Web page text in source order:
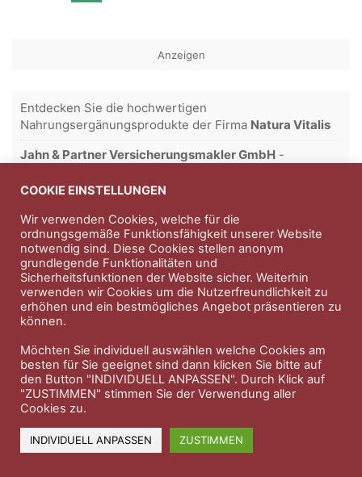
Anzeigen
Entdecken Sie die hochwertigen
Nahrungsergänungsprodukte der Firma Natura Vitalis
Jahn & Partner Versicherungsmakler GmbH -
Professioneller Rundumschutz seit über 30 Jahren.
Impressum Nutzungsbedingungen
Datenschutzerklärung Therapeutenkatalog Über uns
COOKIE EINSTELLUNGEN
Wir verwenden Cookies, welche für die
ordnungsgemäße Funktionsfähigkeit unserer Website
notwendig sind. Diese Cookies stellen anonym
grundlegende Funktionalitäten und
Sicherheitsfunktionen der Website sicher. Weiterhin
verwenden wir Cookies um die Nutzerfreundlichkeit zu
erhöhen und ein bestmögliches Angebot präsentieren zu
können.
Möchten Sie individuell auswählen welche Cookies am
besten für Sie geeignet sind dann klicken Sie bitte auf
den Button "INDIVIDUELL ANPASSEN". Durch Klick auf
"ZUSTIMMEN" stimmen Sie der Verwendung aller
Cookies zu.
INDIVIDUELL ANPASSEN ZUSTIMMEN